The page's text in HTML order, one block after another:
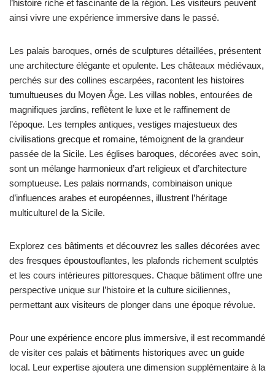
l’histoire riche et fascinante de la région. Les visiteurs peuvent
ainsi vivre une expérience immersive dans le passé.
Les palais baroques, ornés de sculptures détaillées, présentent
une architecture élégante et opulente. Les châteaux médiévaux,
perchés sur des collines escarpées, racontent les histoires
tumultueuses du Moyen Âge. Les villas nobles, entourées de
magnifiques jardins, reflètent le luxe et le raffinement de
l’époque. Les temples antiques, vestiges majestueux des
civilisations grecque et romaine, témoignent de la grandeur
passée de la Sicile. Les églises baroques, décorées avec soin,
sont un mélange harmonieux d’art religieux et d’architecture
somptueuse. Les palais normands, combinaison unique
d’influences arabes et européennes, illustrent l’héritage
multiculturel de la Sicile.
Explorez ces bâtiments et découvrez les salles décorées avec
des fresques époustouflantes, les plafonds richement sculptés
et les cours intérieures pittoresques. Chaque bâtiment offre une
perspective unique sur l’histoire et la culture siciliennes,
permettant aux visiteurs de plonger dans une époque révolue.
Pour une expérience encore plus immersive, il est recommandé
de visiter ces palais et bâtiments historiques avec un guide
local. Leur expertise ajoutera une dimension supplémentaire à la